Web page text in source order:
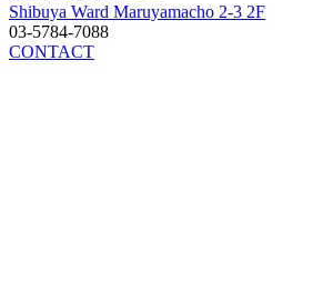
Shibuya Ward Maruyamacho 2-3 2F
03-5784-7088
CONTACT